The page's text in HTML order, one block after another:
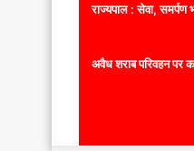
राज्यपाल : सेवा, समर्पण
अवैध शराब परिवहन पर